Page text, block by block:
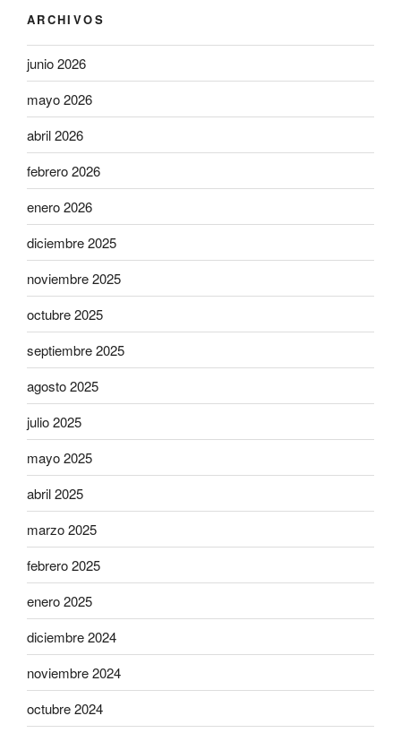
ARCHIVOS
junio 2026
mayo 2026
abril 2026
febrero 2026
enero 2026
diciembre 2025
noviembre 2025
octubre 2025
septiembre 2025
agosto 2025
julio 2025
mayo 2025
abril 2025
marzo 2025
febrero 2025
enero 2025
diciembre 2024
noviembre 2024
octubre 2024